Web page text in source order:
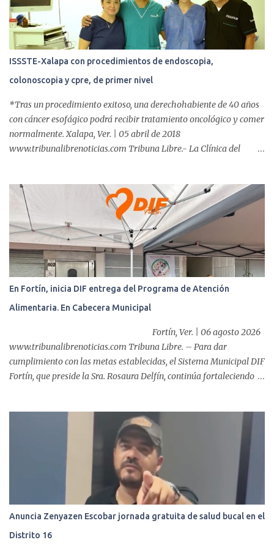
s
ISSSTE-Xalapa con procedimientos de endoscopia,
colonoscopia y cpre, de primer nivel
*Tras un procedimiento exitoso, una derechohabiente de 40 años
con cáncer esofágico podrá recibir tratamiento oncológico y comer
normalmente. Xalapa, Ver. | 05 abril de 2018
www.tribunalibrenoticias.com Tribuna Libre.- La Clínica del
incluyen endoscopia, colonoscopia y colangiopancreatografía
retrógrada endoscópica (CPRE), con equipo de alta tecnología de
videoendoscopia gástrica y con especialistas certificados. Además
se cuenta con endoscopios de última tecnología que permiten
diagnósticos con mayor certeza y sin dolor para el paciente, a
través de la atención de un equipo de profesionales
multidisciplinario: tres endoscopistas, anestesiólogo y personal
auxiliar y de enfermería. En esta semana, se realizó un nuevo caso
de éxito, pues a través de la colocación de un stent metálico
esofágico, una derechohabiente con un tumor en el ...
En Fortín, inicia DIF entrega del Programa de Atención
Alimentaria. En Cabecera Municipal
Fortín, Ver. | 06 agosto 2026
www.tribunalibrenoticias.com Tribuna Libre. – Para dar
cumplimiento con las metas establecidas, el Sistema Municipal DIF
Fortín, que preside la Sra. Rosaura Delfín, continúa fortaleciendo
Días y Primera Infancia” que inició este miércoles en la cabecera
municipal. Se trata de una estrategia que busca contribuir al
desarrollo y la nutrición de niñas, niños y mujeres en esta
importante etapa de vida. Durante la jornada, en la explanada del
Súper Ahorros, el director del organismo asistencial, Lic. Carlos
Adiel Pereda, realizó un recorrido por las sedes de entre...
Anuncia Zenyazen Escobar jornada gratuita de salud bucal en el
Distrito 16